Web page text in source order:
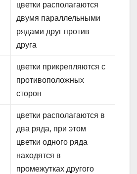
цветки располагаются
двумя парал­лельными
рядами друг против
друга
цветки прикрепляются с
про­тивоположных
сторон
цветки располагаются в
два ряда, при этом
цветки одного ряда
находятся в
промежутках другого